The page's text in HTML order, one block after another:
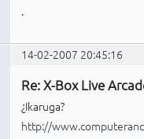
.
14-02-2007 20:45:16
Re: X-Box Live
¿Ikaruga?
http://